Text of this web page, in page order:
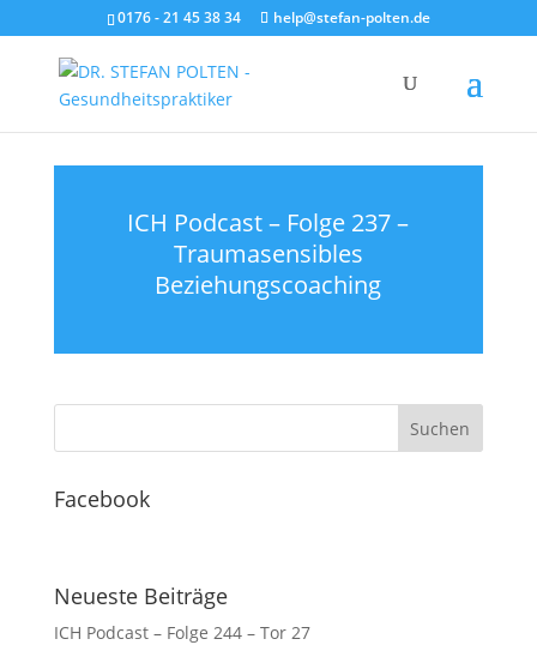
0176 - 21 45 38 34 help@stefan-polten.de
ICH Podcast – Folge 237 –
Traumasensibles
Beziehungscoaching
Facebook
Neueste Beiträge
ICH Podcast – Folge 244 – Tor 27